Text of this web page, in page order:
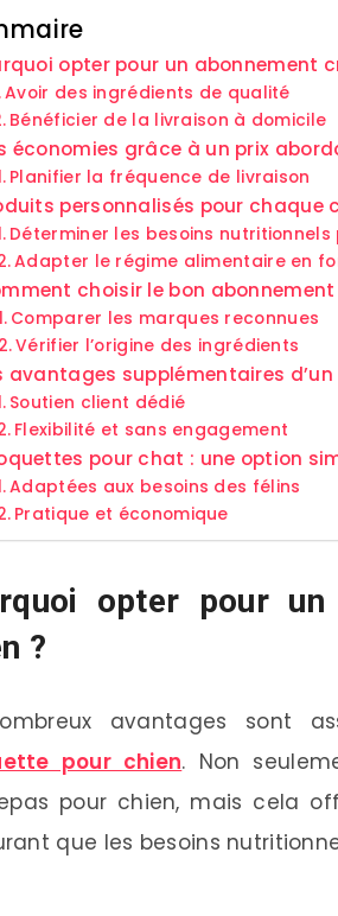
opter pour un abonnement
Avoir des ingrédients de qualité
Bénéficier de la livraison à domicile
économies grâce à un prix
Planifier la fréquence de livraison
personnalisés pour chaque
Déterminer les besoins nutritionnels
Adapter le régime alimentaire en
choisir le bon
Comparer les marques reconnues
Vérifier l’origine des ingrédients
avantages supplémentaires
Soutien client dédié
Flexibilité et sans engagement
pour chat : une option
Adaptées aux besoins des félins
Pratique et économique
opter pour
?
avantages sont
pour chien. Non
pour chien, mais cela
que les besoins